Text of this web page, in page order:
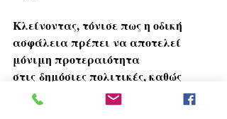
Κλείνοντας, τόνισε πως η οδική
ασφάλεια πρέπει να αποτελεί
μόνιμη προτεραιότητα
στις δημόσιες πολιτικές, καθώς
συνδέεται άμεσα με την προστασία
της ανθρώπινης ζωής.